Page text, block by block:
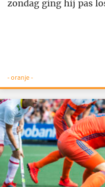
zondag ging hij pas
- oranje -